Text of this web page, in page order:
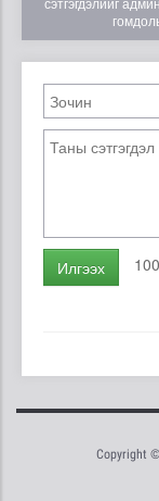
Илгээх
Copyright